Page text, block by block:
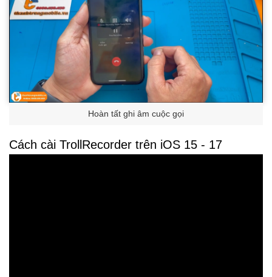
Hoàn tất ghi âm cuộc gọi
Cách cài TrollRecorder trên iOS 15 - 17